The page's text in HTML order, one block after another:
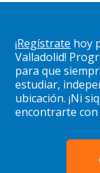
¡Regístrate hoy
Valladolid!
para que
estudiar,
ubicación. ¡Ni
encontrarte